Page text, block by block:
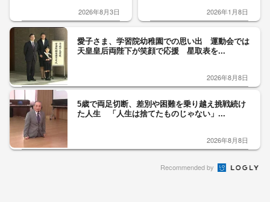
2026年8月3日 2026年1月8日
愛子さま、学習院幼稚園での思い出 運動会では
天皇皇后両陛下が笑顔で応援 星取表を...
2026年8月8日
5歳で両足切断、差別や困難を乗り越え挑戦続け
た人生 「人生は捨てたものじゃない」...
2026年8月8日
Recommended by